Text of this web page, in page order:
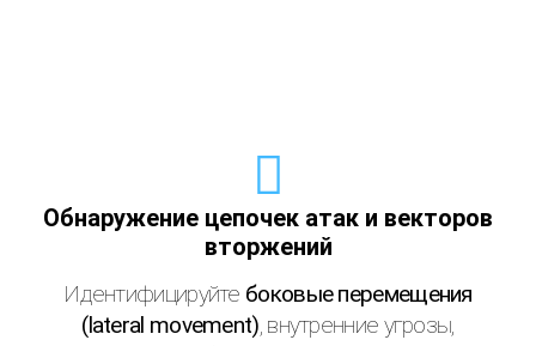
Обнаружение цепочек атак и векторов
вторжений
Идентифицируйте боковые перемещения
(lateral movement), внутренние угрозы,